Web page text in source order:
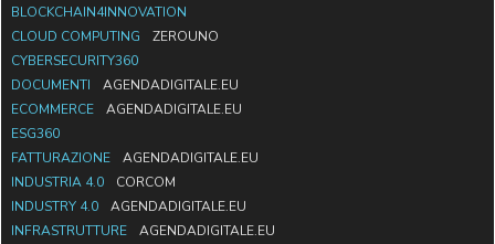
BLOCKCHAIN4INNOVATION
CLOUD COMPUTING
ZEROUNO
CYBERSECURITY360
DOCUMENTI
AGENDADIGITALE.EU
ECOMMERCE
AGENDADIGITALE.EU
ESG360
FATTURAZIONE
AGENDADIGITALE.EU
INDUSTRIA 4.0
CORCOM
INDUSTRY 4.0
AGENDADIGITALE.EU
INFRASTRUTTURE
AGENDADIGITALE.EU